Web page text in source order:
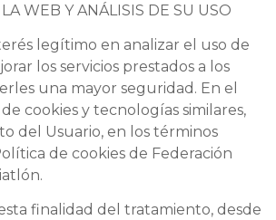
WEB Y ANÁLISIS DE SU USO
legítimo en analizar el uso de
los servicios prestados a los
una mayor seguridad. En el
cookies y tecnologías similares,
del Usuario, en los términos
de cookies de Federación
finalidad del tratamiento, desde